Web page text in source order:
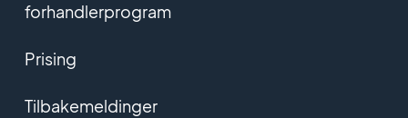
forhandlerprogram
Prising
Tilbakemeldinger